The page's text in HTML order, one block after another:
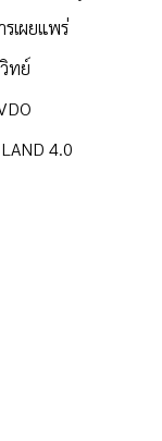
รเผยแพร่
ทย์
4.0